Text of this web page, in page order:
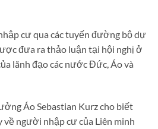
cư qua các tuyến đường bộ dự
đưa ra thảo luận tại hội nghị ở
lãnh đạo các nước Đức, Áo và
Áo Sebastian Kurz cho biết
về người nhập cư của Liên minh